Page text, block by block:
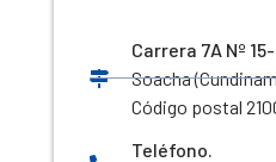
Carrera 7A Nº
Soacha
Código postal
Teléfono.